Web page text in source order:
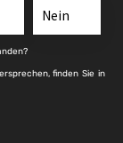
Ruhe auf
und die
Der
nicht
ein Ort der
Nein
finden Sie in